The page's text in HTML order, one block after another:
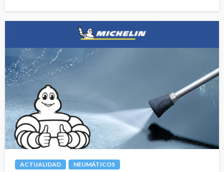
ACTUALIDAD NEUMÁTICOS